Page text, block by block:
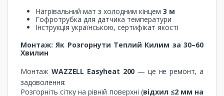
Нагрівальний мат з холодним кінцем 3 м
Гофротрубка для датчика температури
Інструкція українською, сертифікат якості
Монтаж: Як Розгорнути Теплий Килим за 30–60
Хвилин
МонтажWAZZELL Easyheat 200 — це не ремонт, а
задоволення:
Розгорніть сітку на рівній поверхні (відхил ≤2 мм на